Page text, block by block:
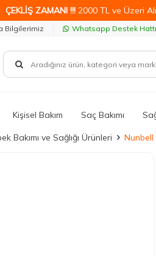
ÇEKLİŞ ZAMANI !!!2000 TL ve Üzeri
Bilgilerimiz Whatsapp Destek Hattı
Kişisel Bakım Saç Bakımı
Bakımı ve Sağlığı Ürünleri